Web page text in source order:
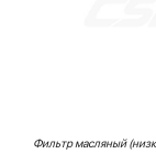
Фильтр масляный